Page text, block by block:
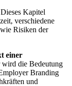
Dieses Kapitel
verschiedene
Risiken der
einer
die Bedeutung
Branding
und